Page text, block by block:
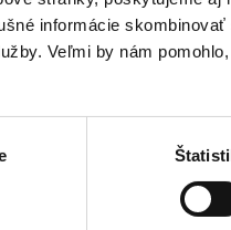
informácie
Veľmi by nám
pobyt. Zvladla na jednotku.